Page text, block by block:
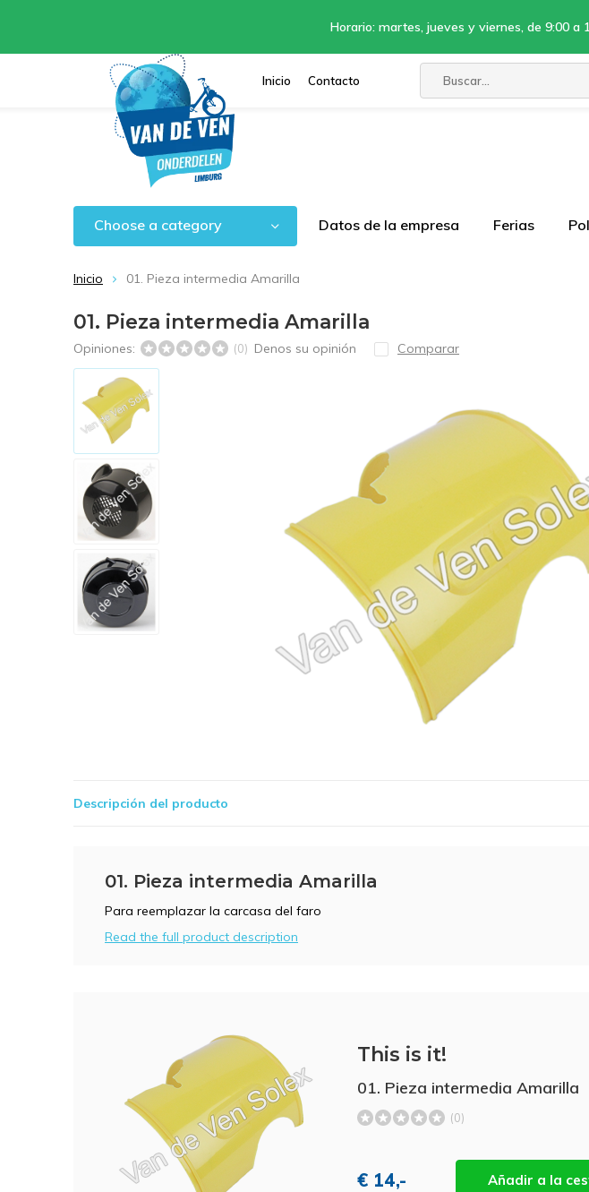
Inicio Contacto
Horario: martes, jueves y viernes, de 9:00 a
Choose a category Datos de la empresa Ferias
Inicio 01. Pieza intermedia Amarilla
01. Pieza intermedia Amarilla
Opiniones: (0) Denos su opinión Comparar
Descripción del producto
01. Pieza intermedia Amarilla
Para reemplazar la carcasa del faro
Read the full product description
This is it!
01. Pieza intermedia Amarilla
(0)
€ 14,- Añadir a la